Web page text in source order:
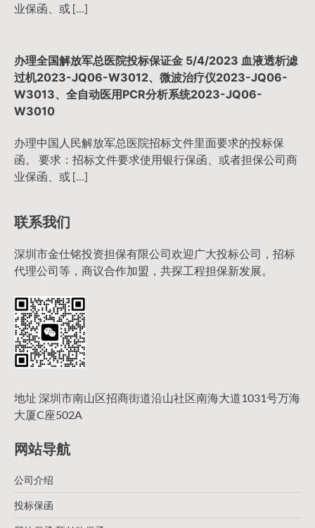
业保函、或 […]
办理全国解放军总医院投标保证金 5/4/2023 血液透析滤
过机2023-JQ06-W3012、微波治疗仪2023-JQ06-
W3013、全自动医用PCR分析系统2023-JQ06-
W3010
办理中国人民解放军总医院招标文件里面要求的投标保
函。 要求：招标文件要求使用银行保函、或者担保公司商
业保函、或 […]
联系我们
深圳市金仕铭投资担保有限公司欢迎广大投标公司，招标
代理公司等，商议合作加盟，共探工程担保新发展。
地址 深圳市南山区招商街道沿山社区南海大道1031号万海
大厦C座502A
网站导航
公司介绍
投标保函